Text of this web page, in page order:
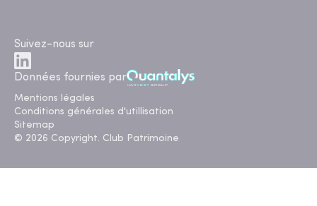
Suivez-nous sur
Données fournies par
Mentions légales
Conditions générales d'utillisation
Sitemap
© 2026 Copyright. Club Patrimoine